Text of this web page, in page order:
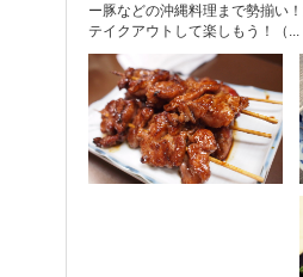
ー豚などの沖縄料理まで勢揃い
テイクアウトして楽しもう！（...